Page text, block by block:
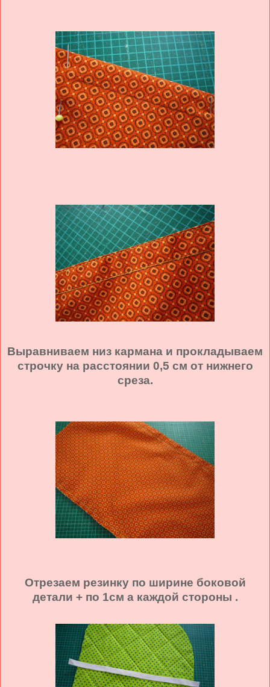
Выравниваем низ кармана и прокладываем
строчку на расстоянии 0,5 см от нижнего
среза.
Отрезаем резинку по ширине боковой
детали + по 1см а каждой стороны .